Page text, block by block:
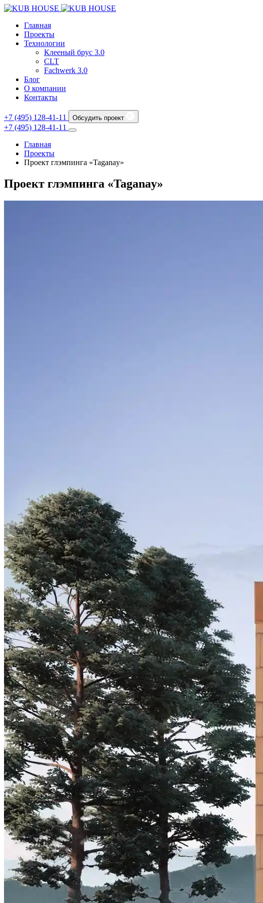
Главная
Проекты
Технологии
Клееный брус 3.0
CLT
Fachwerk 3.0
Блог
О компании
Контакты
+7 (495) 128-41-11 Обсудить проект
+7 (495) 128-41-11
Главная
Проекты
Проект глэмпинга «Taganay»
Проект глэмпинга «Taganay»